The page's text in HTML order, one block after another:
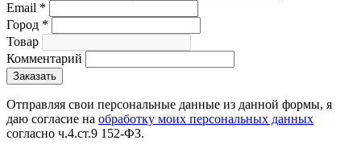
Email *
Город *
Товар
Комментарий
Отправляя свои персональные данные из данной формы, я
даю согласие на обработку моих персональных данных
согласно ч.4.ст.9 152-ФЗ.